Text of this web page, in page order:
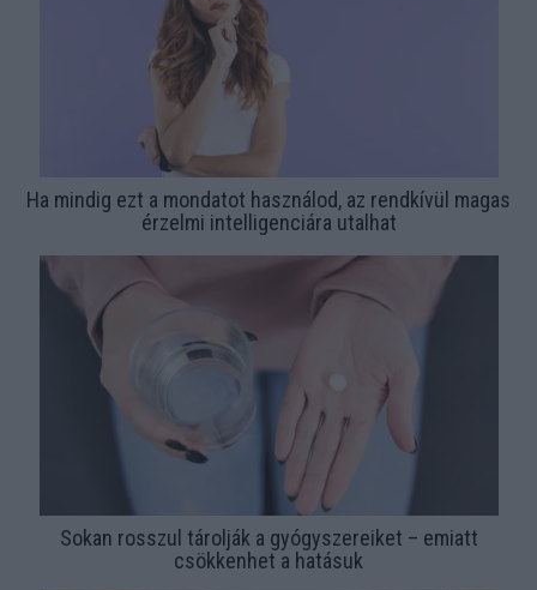
Ha mindig ezt a mondatot használod, az rendkívül magas
érzelmi intelligenciára utalhat
Sokan rosszul tárolják a gyógyszereiket – emiatt
csökkenhet a hatásuk